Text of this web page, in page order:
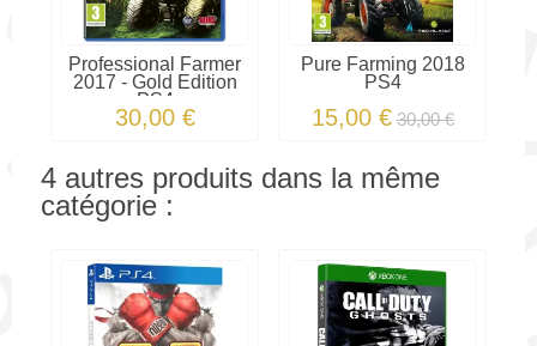
Professional Farmer
2017 - Gold Edition
PS4
30,00 €
Pure Farming 2018
PS4
15,00 € 30,00 €
4 autres produits dans la même
catégorie :